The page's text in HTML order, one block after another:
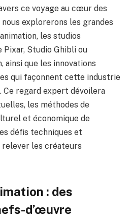
ce voyage au cœur des
explorerons les grandes
les studios
Pixar, Studio Ghibli ou
ainsi que les innovations
qui façonnent cette industrie
Ce regard expert dévoilera
les méthodes de
et économique de
défis techniques et
les créateurs
: des
d’œuvre